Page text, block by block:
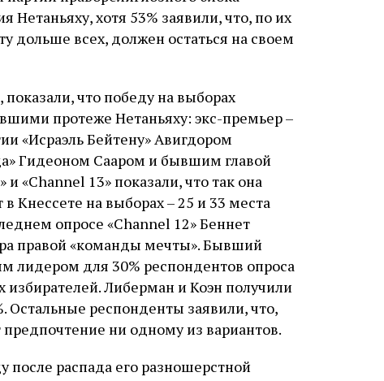
Нетаньяху, хотя 53% заявили, что, по их
дольше всех, должен остаться на своем
что победу на выборах
протеже Нетаньяху: экс-премьер –
«Исраэль Бейтену» Авигдором
Гидеоном Сааром и бывшим главой
«Channel 13» показали, что так она
Кнессете на выборах – 25 и 33 места
опросе «Channel 12» Беннет
правой «команды мечты». Бывший
лидером для 30% респондентов опроса
Либерман и Коэн получили
Остальные респонденты заявили, что,
ни одному из вариантов.
после распада его разношерстной